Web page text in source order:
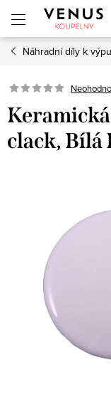
obsah
Náhradní díly k
clack, Bílá